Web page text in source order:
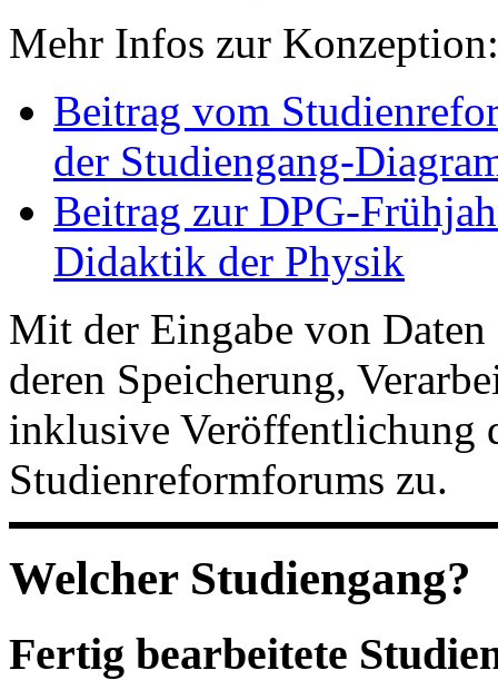
Mehr Infos zur Konzeption:
Beitrag vom
der Studiengang-
Beitrag zur DPG-
Didaktik der Physik
Mit der Eingabe von Daten
deren Speicherung,
inklusive Veröffentlichung
Studienreformforums zu.
Welcher Studiengang?
Fertig bearbeitete